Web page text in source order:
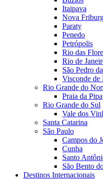
Itaipava
Nova
Paraty
Penedo
Petrópolis
Rio das
Rio de
São Pedro
Visconde de
Rio Grande do
Praia da Pipa
Rio Grande do Sul
Vale dos
Santa Catarina
São Paulo
Campos do
Cunha
Santo
São Bento
Destinos Internacionais